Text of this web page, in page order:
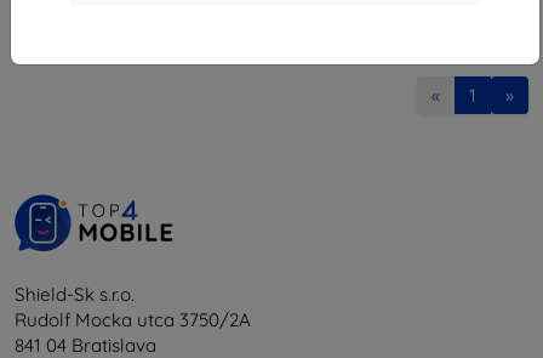
« 1 »
Shield-Sk s.r.o.
Rudolf Mocka utca 3750/2A
841 04 Bratislava